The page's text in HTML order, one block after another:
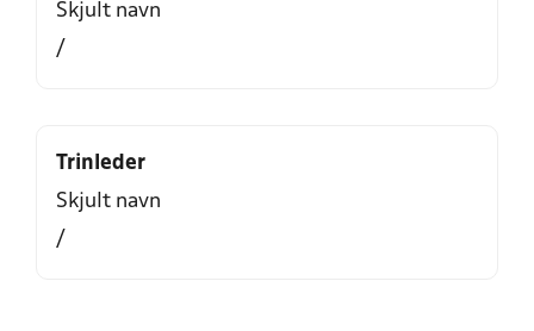
Skjult navn
/
Trinleder
Skjult navn
/